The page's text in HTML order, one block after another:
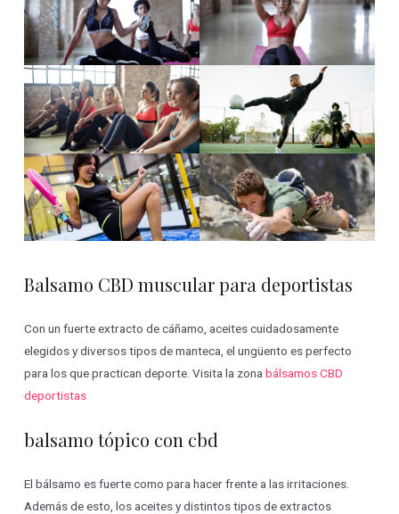
Balsamo CBD muscular para deportistas
Con un fuerte extracto de cáñamo, aceites cuidadosamente
elegidos y diversos tipos de manteca, el ungüento es perfecto
para los que practican deporte. Visita la zonabálsamos CBD
deportistas
balsamo tópico con cbd
El bálsamo es fuerte como para hacer frente a las irritaciones.
Además de esto, los aceites y distintos tipos de extractos